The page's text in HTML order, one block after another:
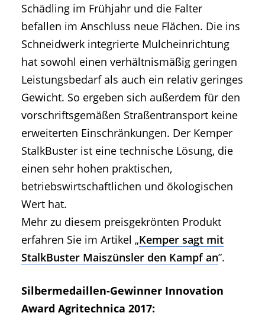
Schädling im Frühjahr und die Falter
befallen im Anschluss neue Flächen. Die ins
Schneidwerk integrierte Mulcheinrichtung
hat sowohl einen verhältnismäßig geringen
Leistungsbedarf als auch ein relativ geringes
Gewicht. So ergeben sich außerdem für den
vorschriftsgemäßen Straßentransport keine
erweiterten Einschränkungen. Der Kemper
StalkBuster ist eine technische Lösung, die
einen sehr hohen praktischen,
betriebswirtschaftlichen und ökologischen
Wert hat.
Mehr zu diesem preisgekrönten Produkt
erfahren Sie im Artikel „Kemper sagt mit
StalkBuster Maiszünsler den Kampf an”.
Silbermedaillen-Gewinner Innovation
Award Agritechnica 2017: